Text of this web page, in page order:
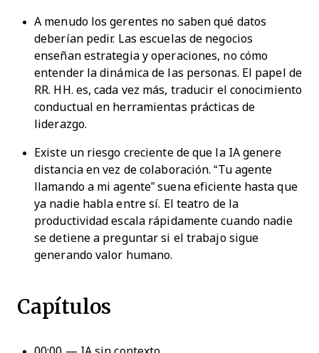
A menudo los gerentes no saben qué datos
deberían pedir. Las escuelas de negocios
enseñan estrategia y operaciones, no cómo
entender la dinámica de las personas. El papel de
RR. HH. es, cada vez más, traducir el conocimiento
conductual en herramientas prácticas de
liderazgo.
Existe un riesgo creciente de que la IA genere
distancia en vez de colaboración. “Tu agente
llamando a mi agente” suena eficiente hasta que
ya nadie habla entre sí. El teatro de la
productividad escala rápidamente cuando nadie
se detiene a preguntar si el trabajo sigue
generando valor humano.
Capítulos